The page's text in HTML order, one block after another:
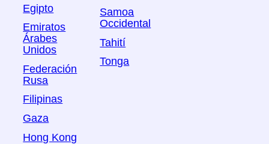
Egipto
Emiratos
Árabes
Unidos
Federación
Rusa
Filipinas
Gaza
Hong Kong
Samoa
Occidental
Tahití
Tonga